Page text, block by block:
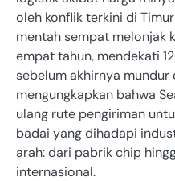
oleh konflik terkini di
mentah sempat melonjak
empat tahun, mendekati
sebelum akhirnya mundur
mengungkapkan bahwa
ulang rute pengiriman
badai yang dihadapi
arah: dari pabrik chip
internasional.